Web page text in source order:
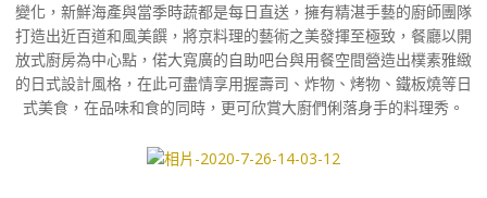
變化，新鮮海產與當季時蔬都是每日直送，擁有精湛手藝的廚師團隊
打造出近百道和風美饌，將京料理的藝術之美發揮至極致，餐廳以開
放式廚房為中心點，偌大寬廣的自助吧台與用餐空間營造出樸素雅緻
的日式設計風格，在此可盡情享用握壽司、炸物、烤物、鐵板燒等日
式美食，在品味和食的同時，更可欣賞大廚們俐落身手的料理秀。